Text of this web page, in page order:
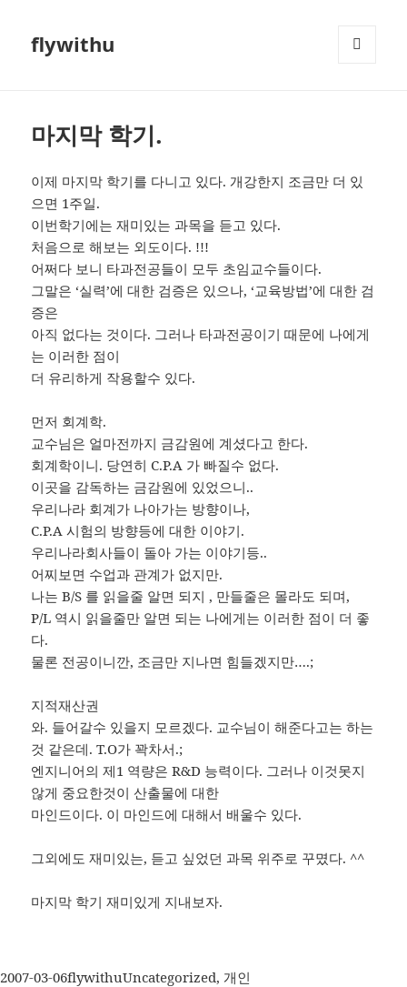
flywithu
마지막 학기.
이제 마지막 학기를 다니고 있다. 개강한지 조금만 더 있
으면 1주일.
이번학기에는 재미있는 과목을 듣고 있다.
처음으로 해보는 외도이다. !!!
어쩌다 보니 타과전공들이 모두 초임교수들이다.
그말은 ‘실력’에 대한 검증은 있으나, ‘교육방법’에 대한 검
증은
아직 없다는 것이다. 그러나 타과전공이기 때문에 나에게
는 이러한 점이
더 유리하게 작용할수 있다.
먼저 회계학.
교수님은 얼마전까지 금감원에 계셨다고 한다.
회계학이니. 당연히 C.P.A 가 빠질수 없다.
이곳을 감독하는 금감원에 있었으니..
우리나라 회계가 나아가는 방향이나,
C.P.A 시험의 방향등에 대한 이야기.
우리나라회사들이 돌아 가는 이야기등..
어찌보면 수업과 관계가 없지만.
나는 B/S 를 읽을줄 알면 되지 , 만들줄은 몰라도 되며,
P/L 역시 읽을줄만 알면 되는 나에게는 이러한 점이 더 좋
다.
물론 전공이니깐, 조금만 지나면 힘들겠지만….;
지적재산권
와. 들어갈수 있을지 모르겠다. 교수님이 해준다고는 하는
것 같은데. T.O가 꽉차서.;
엔지니어의 제1 역량은 R&D 능력이다. 그러나 이것못지
않게 중요한것이 산출물에 대한
마인드이다. 이 마인드에 대해서 배울수 있다.
그외에도 재미있는, 듣고 싶었던 과목 위주로 꾸몄다. ^^
마지막 학기 재미있게 지내보자.
작
2007-03-06글
flywithu카
Uncategorized, 개인